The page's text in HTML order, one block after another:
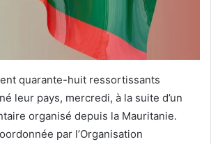
quarante-huit ressortissants
leur pays, mercredi, à la suite d’un
organisé depuis la Mauritanie.
par l’Organisation